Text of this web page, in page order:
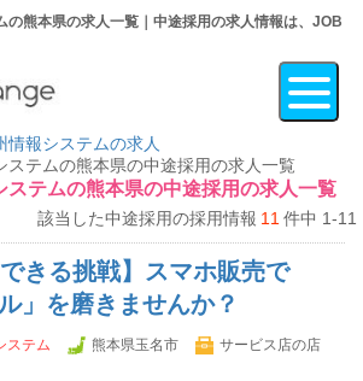
の熊本県の求人一覧｜中途採用の求人情報は、JOB
情報システムの求人
ステムの熊本県の中途採用の求人一覧
ステムの熊本県の中途採用の求人一覧
該当した中途採用の採用情報 11 件中 1-11
できる挑戦】スマホ販売で
」を磨きませんか？
ステム 熊本県玉名市
サービス店の店